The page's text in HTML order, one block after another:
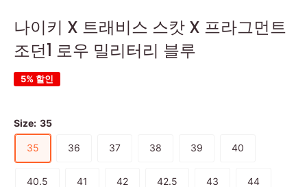
나이키 X 트래비스 스캇 X 프라그먼트
조던1 로우 밀리터리 블루
5% 할인
Size: 35
35 36 37 38 39 40
40.5 41 42 42.5 43 44